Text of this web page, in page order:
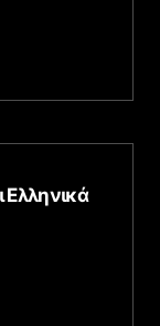
Ελληνικά